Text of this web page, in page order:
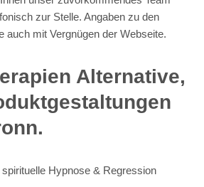
zur Stelle. Angaben zu den
auch mit Vergnügen der Webseite.
Alternative,
Hypnose & Regression